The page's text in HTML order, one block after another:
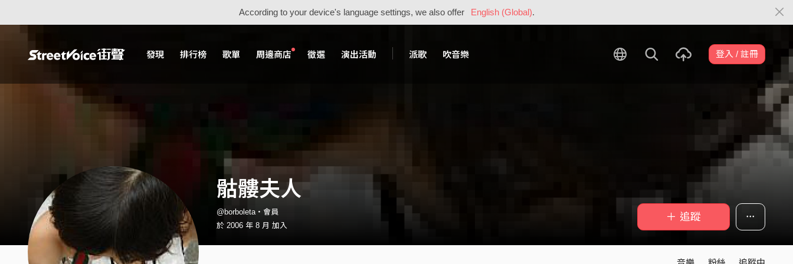
According to your device's language settings, we also offer English (Global).
發現 排行榜 歌單 周邊商店 徵選 演出活動 派歌 吹音樂 登入 / 註冊
骷髏夫人
@borboleta・會員
於 2006 年 8 月 加入
＋ 追蹤